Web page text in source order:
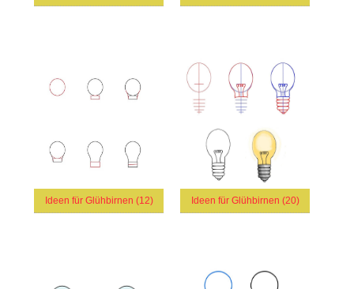
Ideen für Glühbirnen (12) Ideen für Glühbirnen (20)